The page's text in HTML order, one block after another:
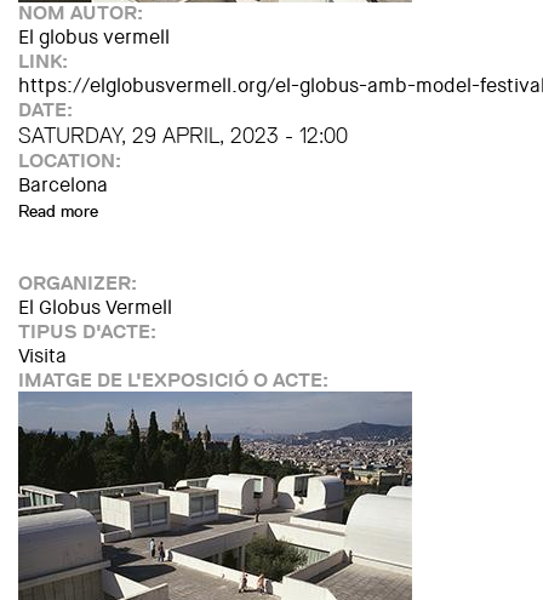
NOM AUTOR:
El globus vermell
LINK:
https://elglobusvermell.org/el-globus-amb-model-
DATE:
SATURDAY, 29 APRIL, 2023 - 12:00
LOCATION:
Barcelona
Read more
ORGANIZER:
El Globus Vermell
TIPUS D'ACTE:
Visita
IMATGE DE L'EXPOSICIÓ O ACTE: